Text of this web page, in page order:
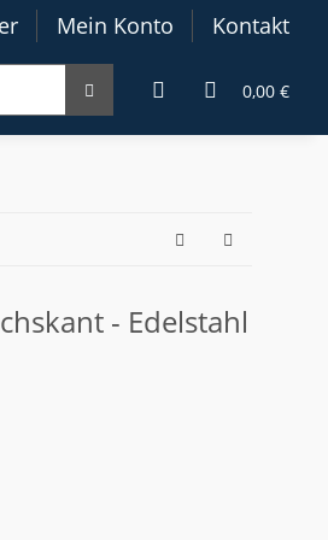
Mein Konto Kontakt
0,00 €
- Edelstahl